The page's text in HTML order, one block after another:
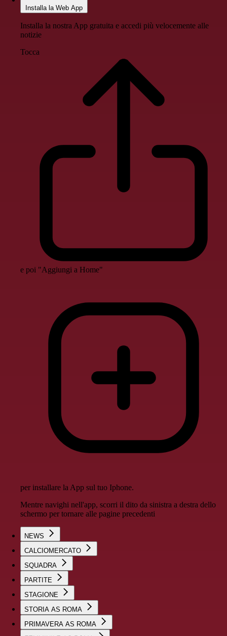
Installa la Web App
Installa la nostra App gratuita e accedi più velocemente alle
notizie
Tocca
e poi "Aggiungi a Home"
per installare la App sul tuo Iphone.
Mentre navighi nell'app, scorri il dito da sinistra a destra dello
schermo per tornare alle pagine precedenti
NEWS
CALCIOMERCATO
SQUADRA
PARTITE
STAGIONE
STORIA AS ROMA
PRIMAVERA AS ROMA